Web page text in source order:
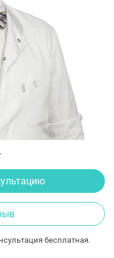
бесплатная.